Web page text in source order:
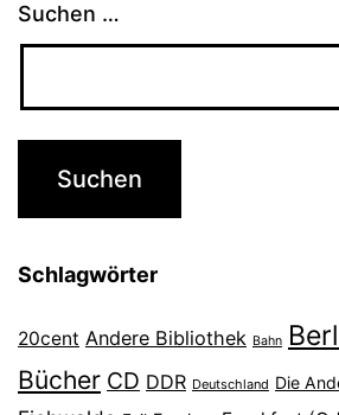
Suchen …
Schlagwörter
20cent Andere Bibliothek Bahn
Bücher CD DDR Deutschland Die